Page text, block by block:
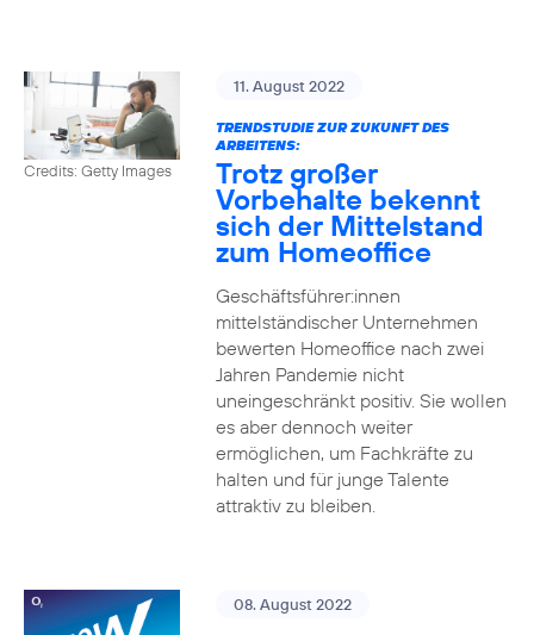
Credits: Getty Images
11. August 2022
TRENDSTUDIE ZUR ZUKUNFT DES
ARBEITENS:
Trotz großer
Vorbehalte bekennt
sich der Mittelstand
zum Homeoffice
Geschäftsführer:innen
mittelständischer Unternehmen
bewerten Homeoffice nach zwei
Jahren Pandemie nicht
uneingeschränkt positiv. Sie wollen
es aber dennoch weiter
ermöglichen, um Fachkräfte zu
halten und für junge Talente
attraktiv zu bleiben.
08. August 2022